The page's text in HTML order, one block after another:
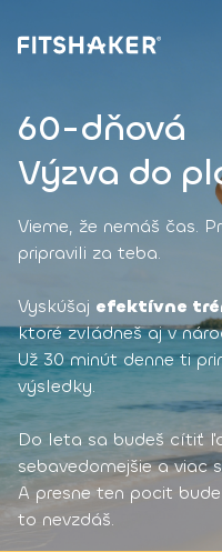
60-dňová
Výzva do
Vieme, že nemáš čas.
pripravili za teba.
Vyskúšaj efektívne
ktoré zvládneš aj v
Už 30 minút denne ti
výsledky.
Do leta sa budeš cítiť
sebavedomejšie a viac
A presne ten pocit
to nevzdáš.